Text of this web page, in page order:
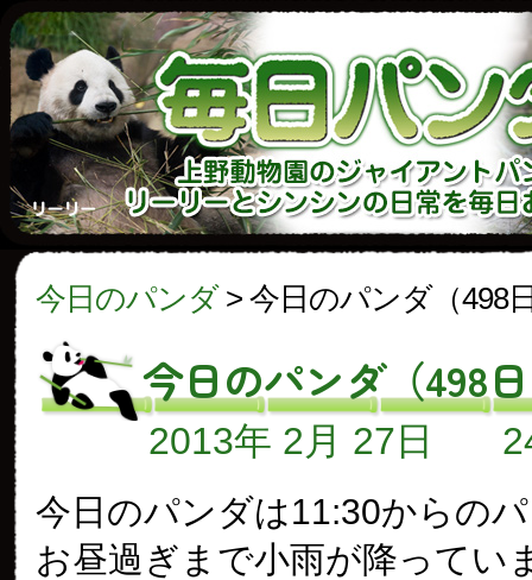
今日のパンダ> 今日のパンダ（498
今日のパンダ（498
2013年 2月 27日
今日のパンダは11:30からの
お昼過ぎまで小雨が降ってい